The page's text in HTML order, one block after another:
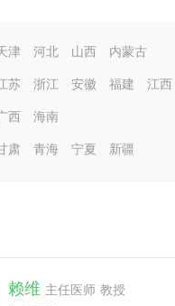
津 河北 山西 内蒙古
苏 浙江 安徽 福建 江西
西 海南
肃 青海 宁夏 新疆
赖维 主任医师 教授